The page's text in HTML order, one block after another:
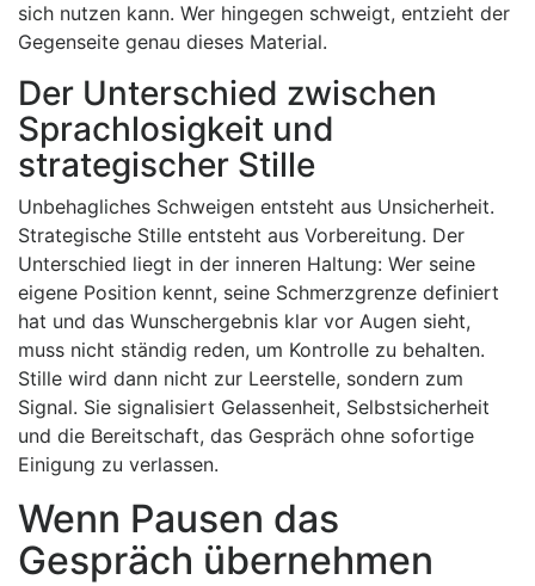
sich nutzen kann. Wer hingegen schweigt, entzieht der
Gegenseite genau dieses Material.
Der Unterschied zwischen
Sprachlosigkeit und
strategischer Stille
Unbehagliches Schweigen entsteht aus Unsicherheit.
Strategische Stille entsteht aus Vorbereitung. Der
Unterschied liegt in der inneren Haltung: Wer seine
eigene Position kennt, seine Schmerzgrenze definiert
hat und das Wunschergebnis klar vor Augen sieht,
muss nicht ständig reden, um Kontrolle zu behalten.
Stille wird dann nicht zur Leerstelle, sondern zum
Signal. Sie signalisiert Gelassenheit, Selbstsicherheit
und die Bereitschaft, das Gespräch ohne sofortige
Einigung zu verlassen.
Wenn Pausen das
Gespräch übernehmen